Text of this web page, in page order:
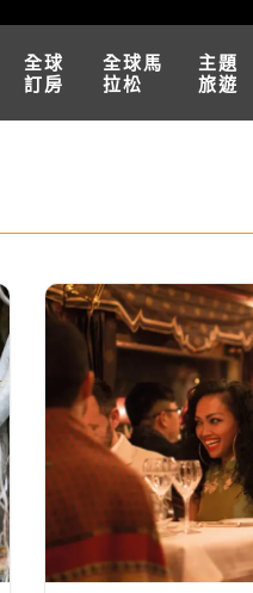
全球
訂房
全球馬
拉松
主題
旅遊